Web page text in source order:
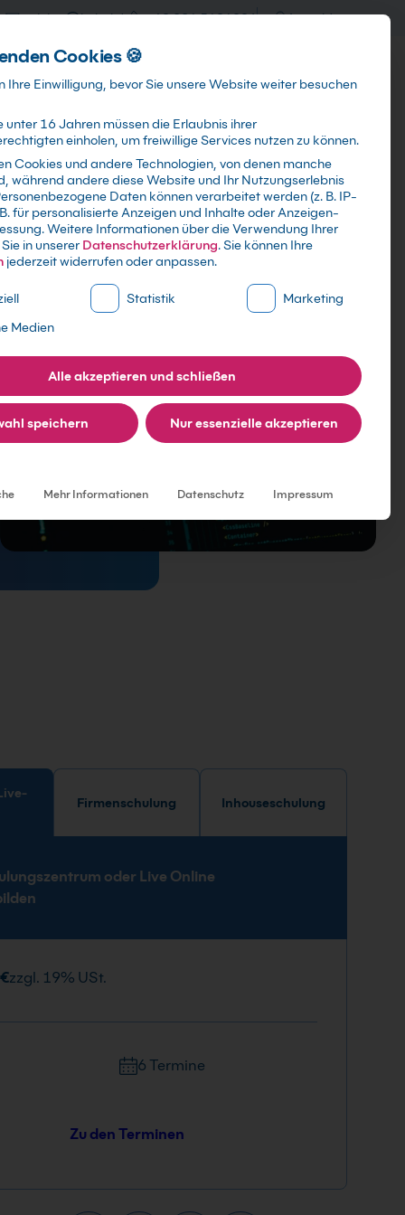
training@kebel.de +49 231 5191986 Anmelden
Suchen
Info & Services Kontakt
Firmenschulung Inhouseschulung
oder Live Online
zzgl. 19% USt.
6 Termine
Zu den Terminen
Cookies 🍪
Ihre Einwilligung, bevor Sie unsere Website weiter besuchen
unter 16 Jahren müssen die Erlaubnis ihrer
einholen, um freiwillige Services nutzen zu können.
Cookies und andere Technologien, von denen manche
während andere diese Website und Ihr Nutzungserlebnis
Daten können verarbeitet werden (z. B. IP-
für personalisierte Anzeigen und Inhalte oder Anzeigen-
Weitere Informationen über die Verwendung Ihrer
in unserer Datenschutzerklärung.Sie können Ihre
jederzeit widerrufen oder anpassen.
Liste der Service-Gruppen, für die eine Einwilligung
Statistik
Marketing
Medien
Alle akzeptieren und schließen
speichern Nur essenzielle akzeptieren
Mehr Informationen Datenschutz Impressum